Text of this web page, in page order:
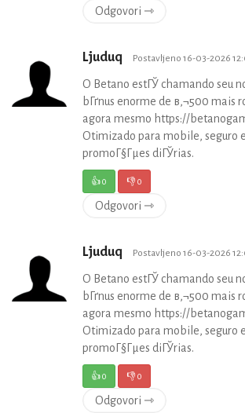
Odgovori ⇾
Ljuduq Postavljeno 16-03-2026
O Betano estГЎ chamando seu
bГґnus enorme de в‚¬500 mais
agora mesmo https://
Otimizado para mobile, seguro
promoГ§Гµes diГЎrias.
👍0 👎0
Odgovori ⇾
Ljuduq Postavljeno 16-03-2026
O Betano estГЎ chamando seu
bГґnus enorme de в‚¬500 mais
agora mesmo https://
Otimizado para mobile, seguro
promoГ§Гµes diГЎrias.
👍0 👎0
Odgovori ⇾